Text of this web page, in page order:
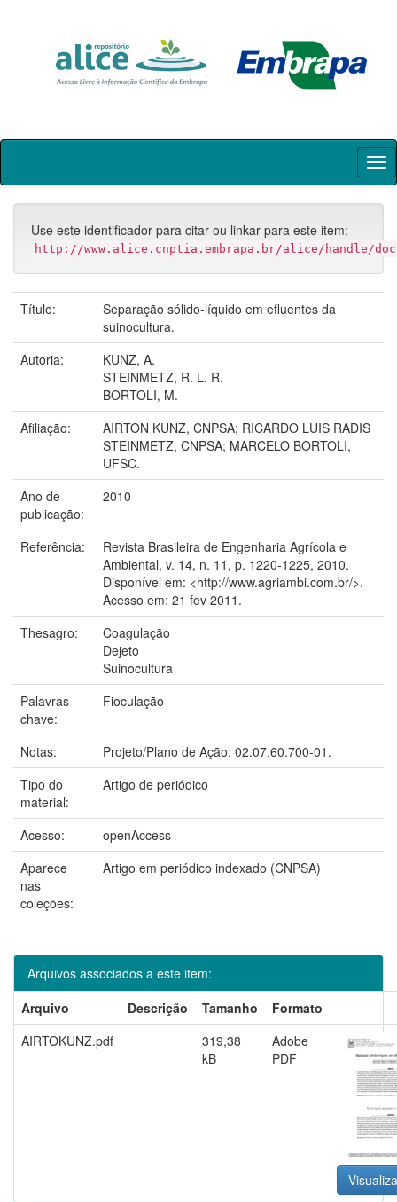
Skip
Use este identificador para citar ou linkar para este item:
http://www.alice.cnptia.embrapa.br/alice/handle/
Título:
Separação sólido-líquido em efluentes da
suinocultura.
Autoria:
KUNZ, A.
STEINMETZ, R. L. R.
BORTOLI, M.
Afiliação:
AIRTON KUNZ, CNPSA; RICARDO LUIS RADIS
STEINMETZ, CNPSA; MARCELO BORTOLI,
UFSC.
Ano de
publicação:
2010
Referência:
Revista Brasileira de Engenharia Agrícola e
Ambiental, v. 14, n. 11, p. 1220-1225, 2010.
Disponível em: <http://www.agriambi.com.br/>.
Acesso em: 21 fev 2011.
Thesagro:
Coagulação
Dejeto
Suinocultura
Palavras-
chave:
Fioculação
Notas:
Projeto/Plano de Ação: 02.07.60.700-01.
Tipo do
material:
Artigo de periódico
Acesso:
openAccess
Aparece
nas
coleções:
Artigo em periódico indexado (CNPSA)
Arquivos associados a este item:
Arquivo
Descrição Tamanho
Formato
AIRTOKUNZ.pdf
319,38
kB
Adobe
PDF